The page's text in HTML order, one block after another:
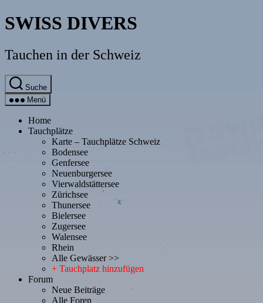
Direkt
zum
wechseln
SWISS DIVERS
Tauchen in der Schweiz
Suche
Menü
Home
Tauchplätze
Karte – Tauchplätze Schweiz
Bodensee
Genfersee
Neuenburgersee
Vierwaldstättersee
Zürichsee
Thunersee
Bielersee
Zugersee
Walensee
Rhein
Alle Gewässer >>
+ Tauchplatz hinzufügen
Forum
Neue Beiträge
Alle Foren